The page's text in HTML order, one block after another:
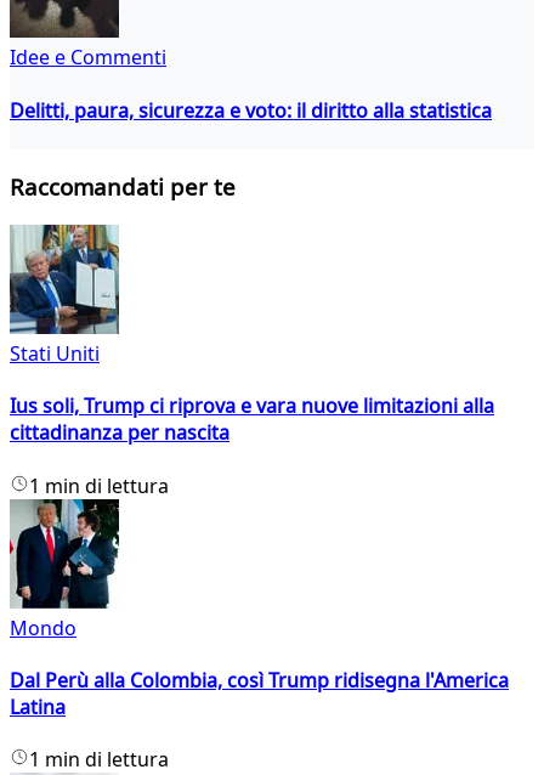
Idee e Commenti
Delitti, paura, sicurezza e voto: il diritto alla statistica
Raccomandati per te
Stati Uniti
Ius soli, Trump ci riprova e vara nuove limitazioni alla
cittadinanza per nascita
1 min di lettura
Mondo
Dal Perù alla Colombia, così Trump ridisegna l'America
Latina
1 min di lettura